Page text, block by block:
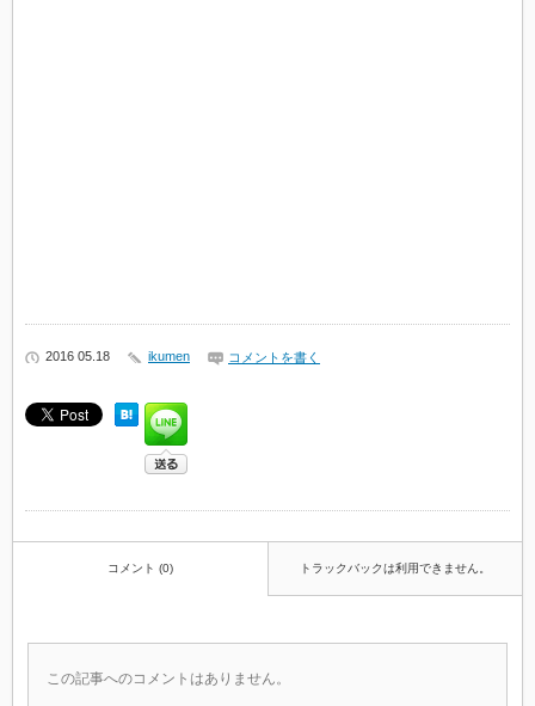
2016 05.18 ikumen コメントを書く
コメント (0) トラックバックは利用できません。
この記事へのコメントはありません。